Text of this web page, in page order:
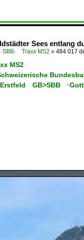
Sees entlang
Traxx MS2 » 484 017
MS2
Erstfeld GB>SBB